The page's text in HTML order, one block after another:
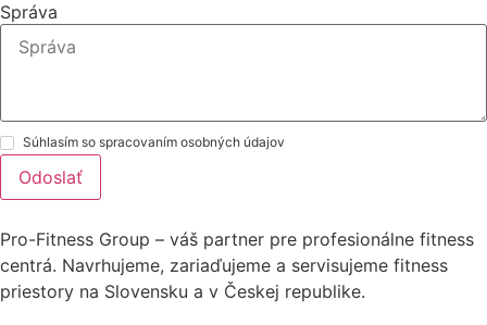
Správa
Súhlasím so spracovaním osobných údajov
Odoslať
Pro-Fitness Group – váš partner pre profesionálne fitness
centrá. Navrhujeme, zariaďujeme a servisujeme fitness
priestory na Slovensku a v Českej republike.